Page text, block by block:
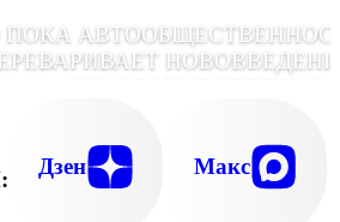
ПОКА
НА
УЛУЧШИТЬ ВСЮ
Дзен Макс